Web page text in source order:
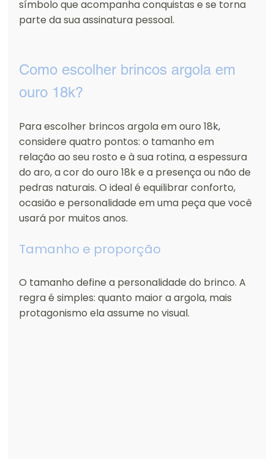
símbolo que acompanha conquistas e se torna
parte da sua assinatura pessoal.
Como escolher brincos argola em
ouro 18k?
Para escolher brincos argola em ouro 18k,
considere quatro pontos: o tamanho em
relação ao seu rosto e à sua rotina, a espessura
do aro, a cor do ouro 18k e a presença ou não de
pedras naturais. O ideal é equilibrar conforto,
ocasião e personalidade em uma peça que você
usará por muitos anos.
Tamanho e proporção
O tamanho define a personalidade do brinco. A
regra é simples: quanto maior a argola, mais
protagonismo ela assume no visual.